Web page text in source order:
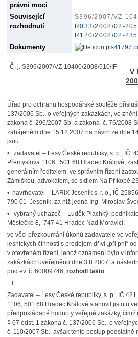
právní moci
Související
rozhodnutí
S396/2007/VZ-
R033/2008/02-
R120/2008/02-
Dokumenty
Č. j. S396/2007/VZ-10400/2008/510/IF
V
Úřad pro ochranu hospodářské soutěže
137/2006 Sb., o veřejných zakázkách, ve
zákona č. 296/2007 Sb. a zákona č. 76/2008
zahájeném dne 15.12.2007 na návrh ze dne
jsou
• zadavatel – Lesy České republiky, s. p., IČ:
Přemyslova 1106, 501 68 Hradec Králové,
generálním ředitelem, ve správním řízení
Zámiškou, advokátem, se sídlem Na Příkopě
• navrhovatel – LARIX Jeseník s. r. o., IČ
790 01 Jeseník, za niž jedná Ing. Miroslav
• vybraný uchazeč – Luděk Plachký,
Městečko 8, 747 41 Hradec Nad Moravicí,
ve věci přezkoumání úkonů zadavatele ve
lesnických činností s prodejem dříví „při pni“
v otevřeném řízení, jehož oznámení bylo v
zakázkách uveřejněno dne 3.8.2007, a
pod ev. č. 60009746, rozhodl takto:
I.
Zadavatel – Lesy České republiky, s. p., IČ
1106, 501 68 Hradec Králové stanovil jistotu
předpokládané hodnoty veřejné zakázky,
§ 67 odst. 1 zákona č. 137/2006 Sb., o
č. 110/2007 Sb., avšak tento postup